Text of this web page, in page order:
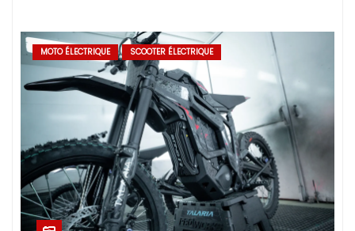
MOTO ÉLECTRIQUE SCOOTER ÉLECTRIQUE